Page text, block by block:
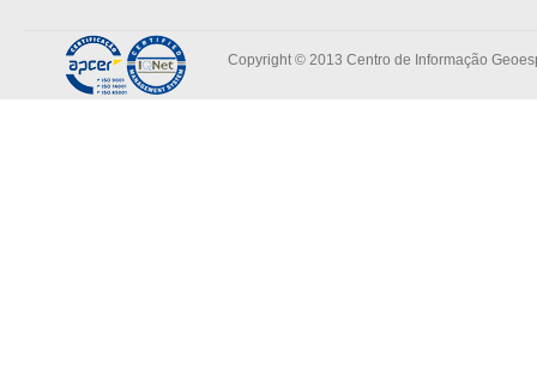
Copyright © 2013 Centro de Informação